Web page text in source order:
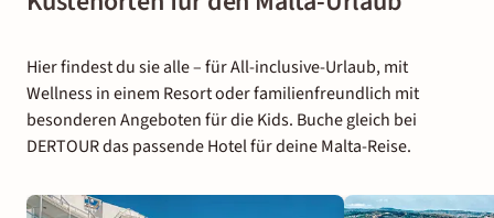
Hier findest du sie alle – für All-inclusive-Urlaub, mit
Wellness in einem Resort oder familienfreundlich mit
besonderen Angeboten für die Kids. Buche gleich bei
DERTOUR das passende Hotel für deine Malta-Reise.